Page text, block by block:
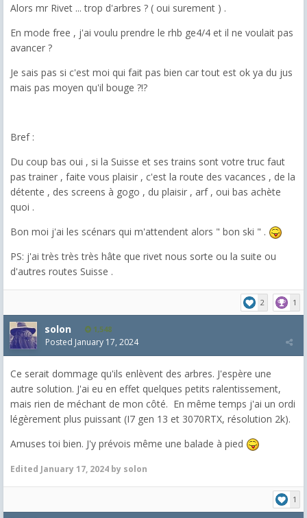
Alors mr Rivet ... trop d'arbres ? ( oui surement ) .
En mode free , j'ai voulu prendre le rhb ge4/4 et il ne voulait pas
avancer ?
Je sais pas si c'est moi qui fait pas bien car tout est ok ya du jus
mais pas moyen qu'il bouge ?!?
Bref :
Du coup bas oui , si la Suisse et ses trains sont votre truc faut
pas trainer , faite vous plaisir , c'est la route des vacances , de la
détente , des screens à gogo , du plaisir , arf , oui bas achète
quoi .
Bon moi j'ai les scénars qui m'attendent alors " bon ski " .
PS: j'ai très très très hâte que rivet nous sorte ou la suite ou
d'autres routes Suisse .
2 1
solon 1,548
Posted January 17, 2024
Ce serait dommage qu'ils enlèvent des arbres. J'espère une
autre solution. J'ai eu en effet quelques petits ralentissement,
mais rien de méchant de mon côté. En même temps j'ai un ordi
légèrement plus puissant (I7 gen 13 et 3070RTX, résolution 2k).
Amuses toi bien. J'y prévois même une balade à pied
Edited January 17, 2024 by solon
1